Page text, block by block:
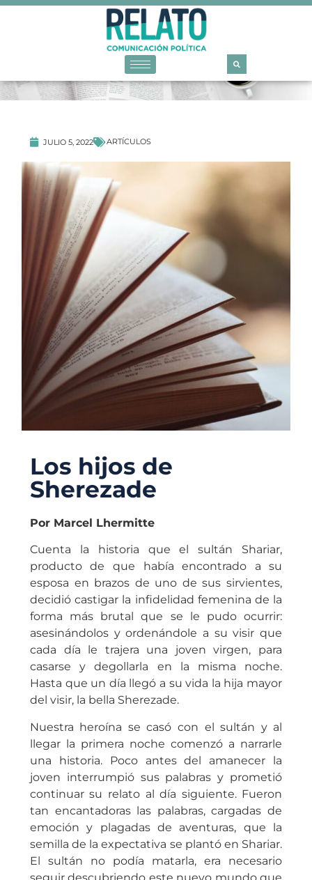
JULIO 5, 2022 ARTÍCULOS
Los hijos de
Sherezade
Por Marcel Lhermitte
Cuenta la historia que el sultán Shariar,
producto de que había encontrado a su
esposa en brazos de uno de sus sirvientes,
decidió castigar la infidelidad femenina de la
forma más brutal que se le pudo ocurrir:
asesinándolos y ordenándole a su visir que
cada día le trajera una joven virgen, para
casarse y degollarla en la misma noche.
Hasta que un día llegó a su vida la hija mayor
del visir, la bella Sherezade.
Nuestra heroína se casó con el sultán y al
llegar la primera noche comenzó a narrarle
una historia. Poco antes del amanecer la
joven interrumpió sus palabras y prometió
continuar su relato al día siguiente. Fueron
tan encantadoras las palabras, cargadas de
emoción y plagadas de aventuras, que la
semilla de la expectativa se plantó en Shariar.
El sultán no podía matarla, era necesario